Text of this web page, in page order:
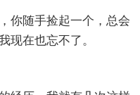
你随手捡起一个，总会
现在也忘不了。